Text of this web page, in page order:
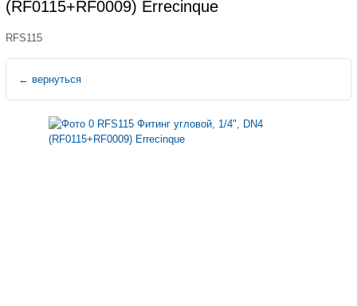
(RF0115+RF0009) Errecinque
RFS115
← вернуться